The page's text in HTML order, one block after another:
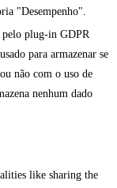
"Desempenho".
plug-in GDPR
para armazenar se
não com o uso de
nenhum dado
like sharing the